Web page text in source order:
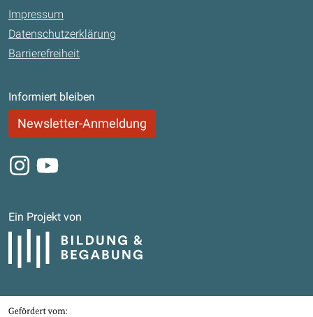
Impressum
Datenschutzerklärung
Barrierefreiheit
Informiert bleiben
Newsletter-Anmeldung
Instagram
Youtube
Ein Projekt von
Bildung und Begabung
Bundesministerium für Bildung, Familie, Senioren, Frauen und Jugend